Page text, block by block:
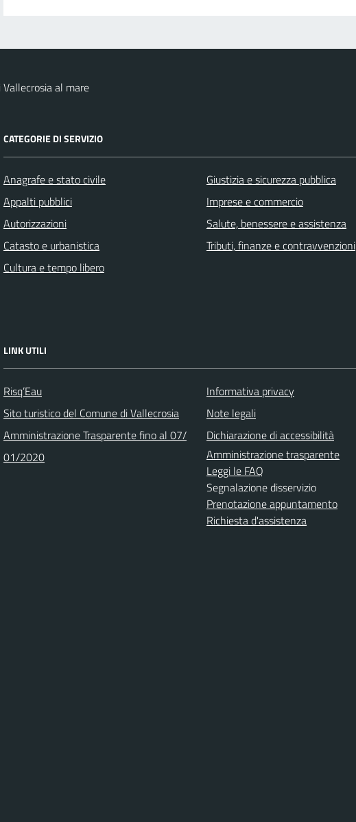
Vallecrosia al mare
CATEGORIE DI SERVIZIO
Anagrafe e stato civile
Appalti pubblici
Autorizzazioni
Catasto e urbanistica
Cultura e tempo libero
Giustizia e sicurezza pubblica
Imprese e commercio
Salute, benessere e assistenza
Tributi, finanze e contravvenzioni
LINK UTILI
Risq’Eau
Sito turistico del Comune di Vallecrosia
Amministrazione Trasparente fino al 07/
01/2020
Informativa privacy
Note legali
Dichiarazione di accessibilità
Amministrazione trasparente
Leggi le FAQ
Segnalazione disservizio
Prenotazione appuntamento
Richiesta d'assistenza